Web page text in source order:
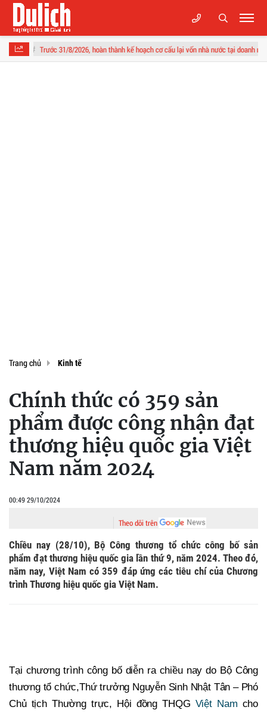
8/2026, hoàn thành kế hoạch cơ cấu lại vốn nhà nước tại doanh nghiệp giai đoạn 2026-
Trang chủ Kinh tế
Chính thức có 359 sản
phẩm được công nhận đạt
thương hiệu quốc gia Việt
Nam năm 2024
00:49 29/10/2024
Theo dõi trên
Chiều nay (28/10), Bộ Công thương tổ chức công bố sản
phẩm đạt thương hiệu quốc gia lần thứ 9, năm 2024. Theo đó,
năm nay, Việt Nam có 359 đáp ứng các tiêu chí của Chương
trình Thương hiệu quốc gia Việt Nam.
Tại chương trình công bố diễn ra chiều nay do Bộ Công
thương tổ chức,Thứ trưởng Nguyễn Sinh Nhật Tân – Phó
Chủ tịch Thường trực, Hội đồng THQG Việt Nam cho